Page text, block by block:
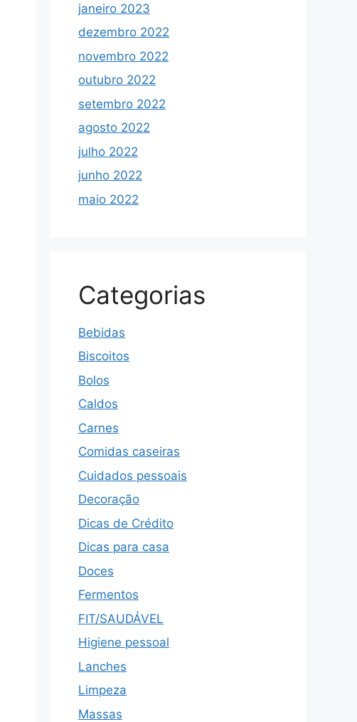
janeiro 2023
dezembro 2022
novembro 2022
outubro 2022
setembro 2022
agosto 2022
julho 2022
junho 2022
maio 2022
Categorias
Bebidas
Biscoitos
Bolos
Caldos
Carnes
Comidas caseiras
Cuidados pessoais
Decoração
Dicas de Crédito
Dicas para casa
Doces
Fermentos
FIT/SAUDÁVEL
Higiene pessoal
Lanches
Limpeza
Massas